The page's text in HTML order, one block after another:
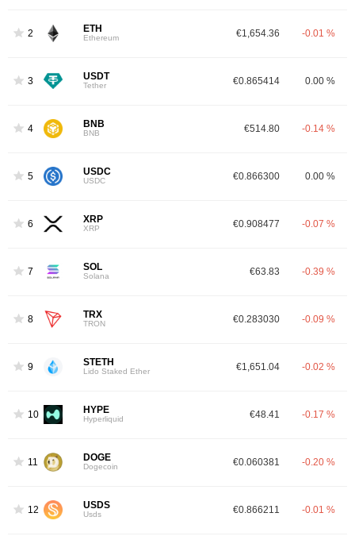
2 ETH
Ethereum €1,654.36 -0.01 %
3 USDT
Tether €0.865414 0.00 %
4 BNB
BNB €514.80 -0.14 %
5 USDC
USDC €0.866300 0.00 %
6 XRP
XRP €0.908477 -0.07 %
7 SOL
Solana €63.83 -0.39 %
8 TRX
TRON €0.283030 -0.09 %
9 STETH
Lido Staked Ether €1,651.04 -0.02 %
10 HYPE
Hyperliquid €48.41 -0.17 %
11 DOGE
Dogecoin €0.060381 -0.20 %
12 USDS
Usds €0.866211 -0.01 %